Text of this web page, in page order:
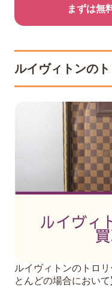
まずは無
ルイヴィトンの
ルイヴィトンのトロ
とんどの場合において